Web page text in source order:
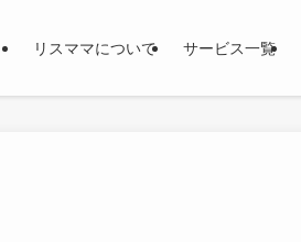
リスママについて サービス一覧